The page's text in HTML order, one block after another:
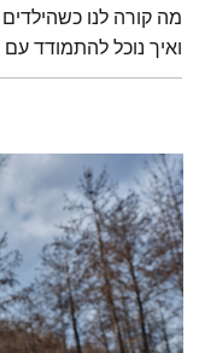
תמצית הפודקאסט
מה קורה לנו
ואיך נוכל להתמודד